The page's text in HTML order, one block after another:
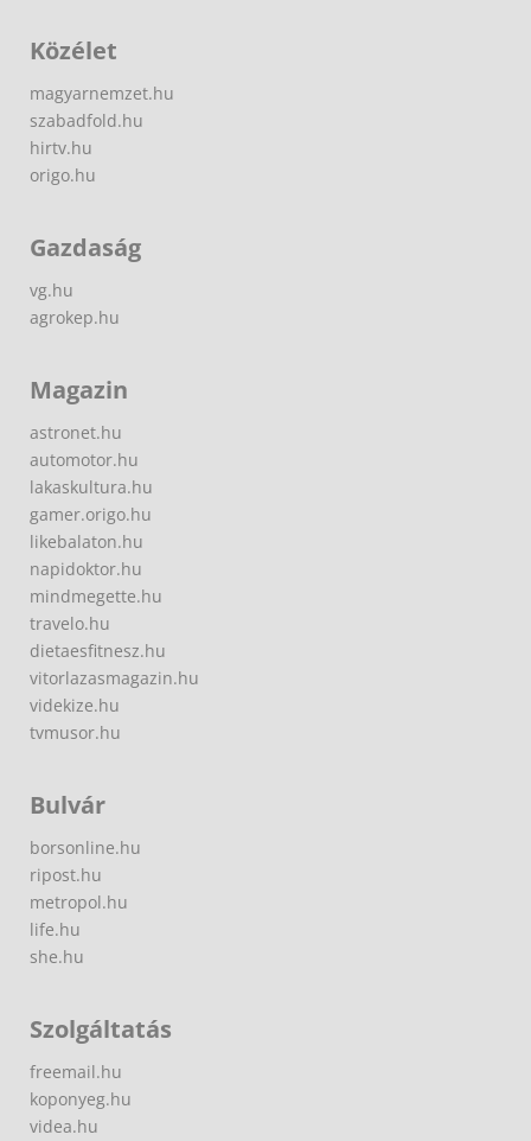
Közélet
magyarnemzet.hu
szabadfold.hu
hirtv.hu
origo.hu
Gazdaság
vg.hu
agrokep.hu
Magazin
astronet.hu
automotor.hu
lakaskultura.hu
gamer.origo.hu
likebalaton.hu
napidoktor.hu
mindmegette.hu
travelo.hu
dietaesfitnesz.hu
vitorlazasmagazin.hu
videkize.hu
tvmusor.hu
Bulvár
borsonline.hu
ripost.hu
metropol.hu
life.hu
she.hu
Szolgáltatás
freemail.hu
koponyeg.hu
videa.hu